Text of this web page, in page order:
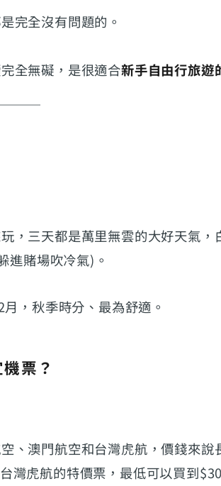
完全沒有問題的。
全無礙，是很適合新手自由行旅遊
，三天都是萬里無雲的大好天氣，
進賭場吹冷氣)。
，秋季時分、最為舒適。
票？
、澳門航空和台灣虎航，價錢來說
灣虎航的特價票，最低可以買到